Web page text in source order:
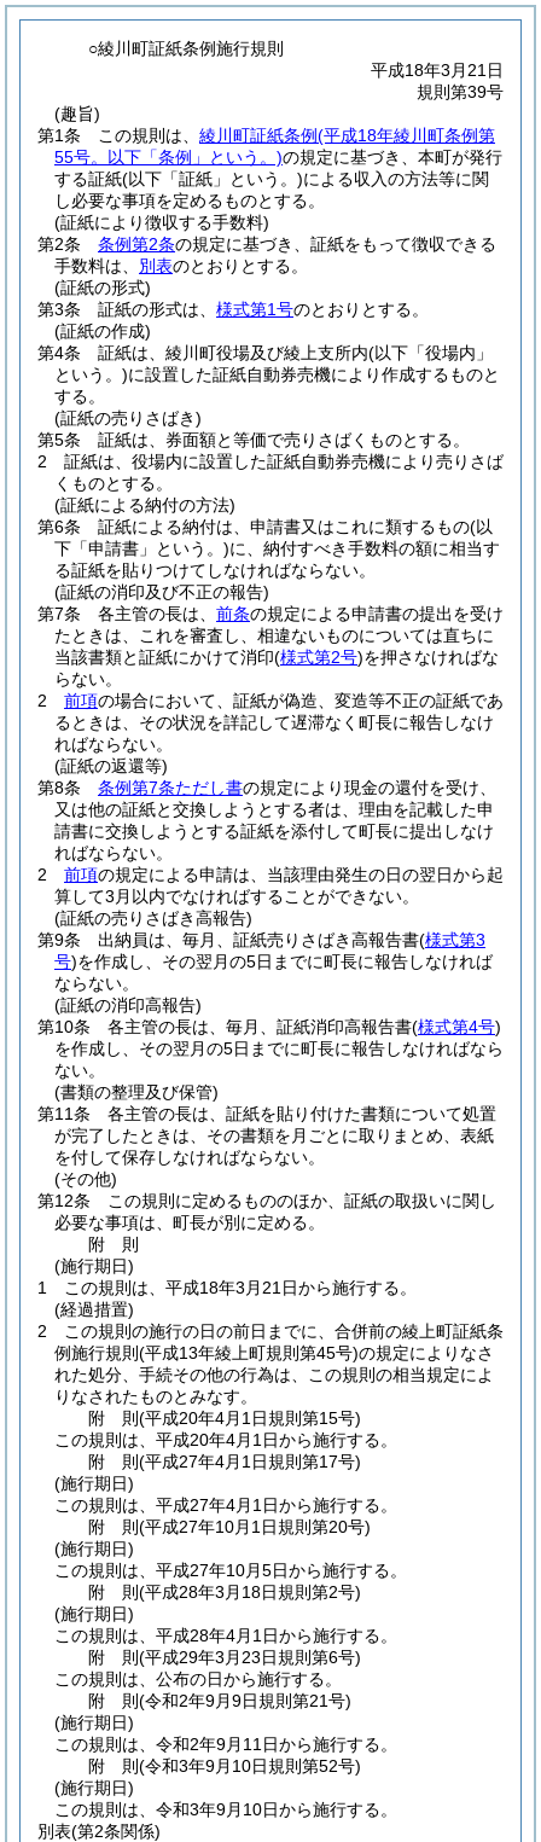
○綾川町証紙条例施行規則
平成18年3月21日
規則第39号
(趣旨)
第1条
この規則は、 綾川町証紙条例(平成18年綾川町条例第
55号。以下「条例」という。)の規定に基づき、本町が発行
する証紙(以下「証紙」という。)による収入の方法等に関
し必要な事項を定めるものとする。
(証紙により徴収する手数料)
第2条
条例第2条の規定に基づき、証紙をもって徴収できる
手数料は、 別表のとおりとする。
(証紙の形式)
第3条
証紙の形式は、 様式第1号のとおりとする。
(証紙の作成)
第4条
証紙は、綾川町役場及び綾上支所内(以下「役場内」
という。)に設置した証紙自動券売機により作成するものと
する。
(証紙の売りさばき)
第5条
証紙は、券面額と等価で売りさばくものとする。
2
証紙は、役場内に設置した証紙自動券売機により売りさば
くものとする。
(証紙による納付の方法)
第6条
証紙による納付は、申請書又はこれに類するもの(以
下「申請書」という。)に、納付すべき手数料の額に相当す
る証紙を貼りつけてしなければならない。
(証紙の消印及び不正の報告)
第7条
各主管の長は、 前条の規定による申請書の提出を受け
たときは、これを審査し、相違ないものについては直ちに
当該書類と証紙にかけて消印(様式第2号)を押さなければな
らない。
2
前項の場合において、証紙が偽造、変造等不正の証紙であ
るときは、その状況を詳記して遅滞なく町長に報告しなけ
ればならない。
(証紙の返還等)
第8条
条例第7条ただし書の規定により現金の還付を受け、
又は他の証紙と交換しようとする者は、理由を記載した申
請書に交換しようとする証紙を添付して町長に提出しなけ
ればならない。
2
前項の規定による申請は、当該理由発生の日の翌日から起
算して3月以内でなければすることができない。
(証紙の売りさばき高報告)
第9条
出納員は、毎月、証紙売りさばき高報告書(様式第3
号)を作成し、その翌月の5日までに町長に報告しなければ
ならない。
(証紙の消印高報告)
第10条
各主管の長は、毎月、証紙消印高報告書(様式第4号)
を作成し、その翌月の5日までに町長に報告しなければなら
ない。
(書類の整理及び保管)
第11条
各主管の長は、証紙を貼り付けた書類について処置
が完了したときは、その書類を月ごとに取りまとめ、表紙
を付して保存しなければならない。
(その他)
第12条
この規則に定めるもののほか、証紙の取扱いに関し
必要な事項は、町長が別に定める。
附 則
(施行期日)
1
この規則は、平成18年3月21日から施行する。
(経過措置)
2
この規則の施行の日の前日までに、合併前の綾上町証紙条
例施行規則 (平成13年綾上町規則第45号)の規定によりなさ
れた処分、手続その他の行為は、この規則の相当規定によ
りなされたものとみなす。
附 則(平成20年4月1日規則第15号)
この規則は、平成20年4月1日から施行する。
附 則(平成27年4月1日規則第17号)
(施行期日)
この規則は、平成27年4月1日から施行する。
附 則(平成27年10月1日規則第20号)
(施行期日)
この規則は、平成27年10月5日から施行する。
附 則(平成28年3月18日規則第2号)
(施行期日)
この規則は、平成28年4月1日から施行する。
附 則(平成29年3月23日規則第6号)
この規則は、公布の日から施行する。
附 則(令和2年9月9日規則第21号)
(施行期日)
この規則は、令和2年9月11日から施行する。
附 則(令和3年9月10日規則第52号)
(施行期日)
この規則は、令和3年9月10日から施行する。
別表(第2条関係)